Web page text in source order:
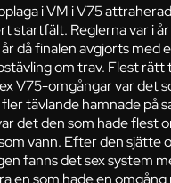
i VM i V75
startfält. Reglerna var i år
då finalen avgjorts med
om trav. Flest rätt
V75-omgångar var det
tävlande hamnade på
det den som hade flest
vann. Efter den sjätte
fanns det sex system
en som hade en